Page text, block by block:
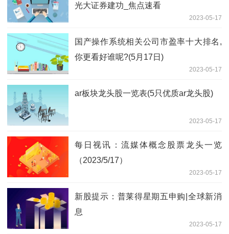
光大证券建功_焦点速看
2023-05-17
国产操作系统相关公司市盈率十大排名,
你更看好谁呢?(5月17日)
2023-05-17
ar板块龙头股一览表(5只优质ar龙头股)
2023-05-17
每日视讯：流媒体概念股票龙头一览
（2023/5/17）
2023-05-17
新股提示：普莱得星期五申购|全球新消
息
2023-05-17